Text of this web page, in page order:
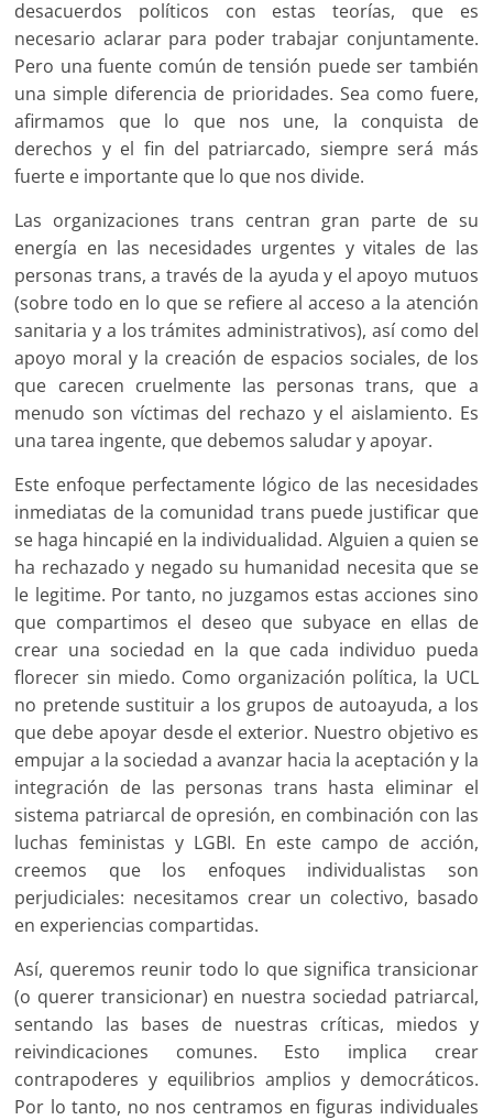
desacuerdos políticos con estas teorías, que es
necesario aclarar para poder trabajar conjuntamente.
Pero una fuente común de tensión puede ser también
una simple diferencia de prioridades. Sea como fuere,
afirmamos que lo que nos une, la conquista de
derechos y el fin del patriarcado, siempre será más
fuerte e importante que lo que nos divide.
Las organizaciones trans centran gran parte de su
energía en las necesidades urgentes y vitales de las
personas trans, a través de la ayuda y el apoyo mutuos
(sobre todo en lo que se refiere al acceso a la atención
sanitaria y a los trámites administrativos), así como del
apoyo moral y la creación de espacios sociales, de los
que carecen cruelmente las personas trans, que a
menudo son víctimas del rechazo y el aislamiento. Es
una tarea ingente, que debemos saludar y apoyar.
Este enfoque perfectamente lógico de las necesidades
inmediatas de la comunidad trans puede justificar que
se haga hincapié en la individualidad. Alguien a quien se
ha rechazado y negado su humanidad necesita que se
le legitime. Por tanto, no juzgamos estas acciones sino
que compartimos el deseo que subyace en ellas de
crear una sociedad en la que cada individuo pueda
florecer sin miedo. Como organización política, la UCL
no pretende sustituir a los grupos de autoayuda, a los
que debe apoyar desde el exterior. Nuestro objetivo es
empujar a la sociedad a avanzar hacia la aceptación y la
integración de las personas trans hasta eliminar el
sistema patriarcal de opresión, en combinación con las
luchas feministas y LGBI. En este campo de acción,
creemos que los enfoques individualistas son
perjudiciales: necesitamos crear un colectivo, basado
en experiencias compartidas.
Así, queremos reunir todo lo que significa transicionar
(o querer transicionar) en nuestra sociedad patriarcal,
sentando las bases de nuestras críticas, miedos y
reivindicaciones comunes. Esto implica crear
contrapoderes y equilibrios amplios y democráticos.
Por lo tanto, no nos centramos en figuras individuales